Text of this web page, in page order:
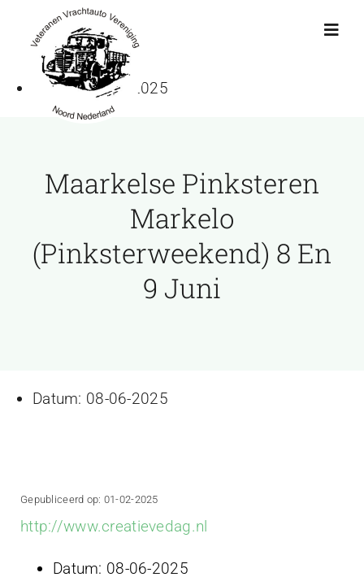
inhoud
Actueel
Ritten
Datum:08-06-2025
Maarkelse Pinksteren
Markelo
(Pinksterweekend) 8 En
9 Juni
Datum: 08-06-2025
Gepubliceerd op: 01-02-2025
http://www.creatievedag.nl
Datum: 08-06-2025